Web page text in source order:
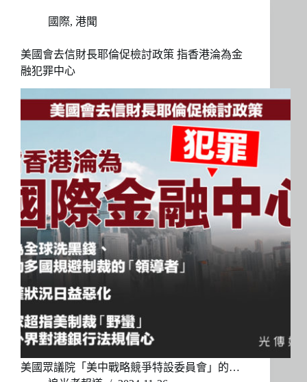
國際, 港聞
美國會去信財長耶倫促檢討政策 指香港淪為金
融犯罪中心
美國眾議院「美中戰略競爭特設委員會」的…